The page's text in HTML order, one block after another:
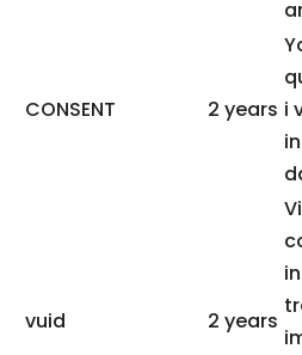
CONSENT 2 years i
vuid 2 years